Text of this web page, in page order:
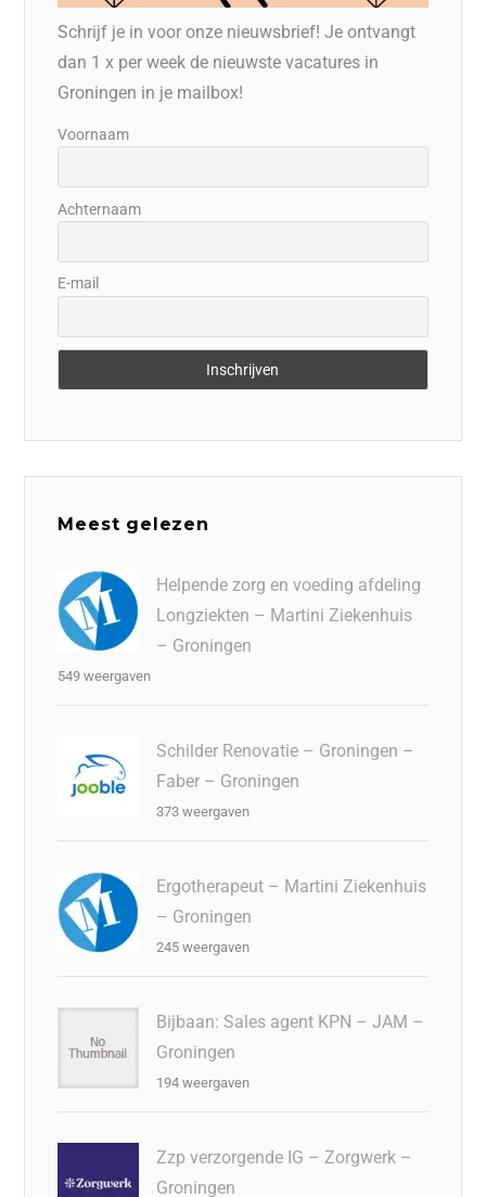
Schrijf je in voor onze nieuwsbrief! Je ontvangt
dan 1 x per week de nieuwste vacatures in
Groningen in je mailbox!
Voornaam
Achternaam
E-mail
Meest gelezen
Helpende zorg en voeding afdeling
Longziekten – Martini Ziekenhuis
– Groningen
549 weergaven
Schilder Renovatie – Groningen –
Faber – Groningen
373 weergaven
Ergotherapeut – Martini Ziekenhuis
– Groningen
245 weergaven
Bijbaan: Sales agent KPN – JAM –
Groningen
194 weergaven
Zzp verzorgende IG – Zorgwerk –
Groningen